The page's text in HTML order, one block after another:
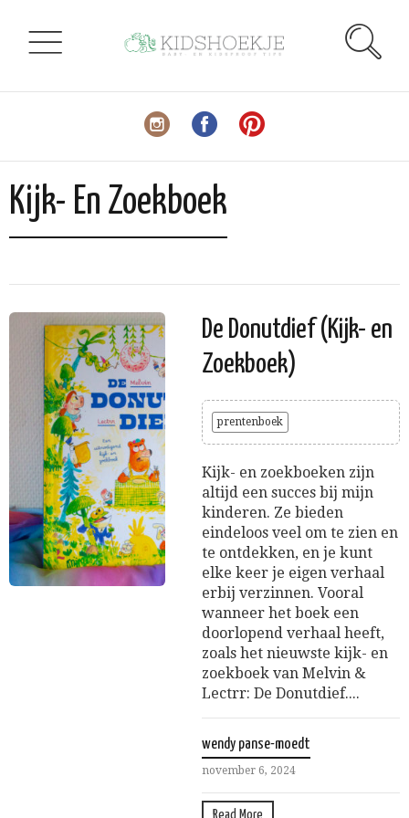
Kijk- En Zoekboek
De Donutdief (Kijk- en
Zoekboek)
prentenboek
Kijk- en zoekboeken zijn
altijd een succes bij mijn
kinderen. Ze bieden
eindeloos veel om te zien en
te ontdekken, en je kunt
elke keer je eigen verhaal
erbij verzinnen. Vooral
wanneer het boek een
doorlopend verhaal heeft,
zoals het nieuwste kijk- en
zoekboek van Melvin &
Lectrr: De Donutdief....
wendy panse-moedt
november 6, 2024
Read More